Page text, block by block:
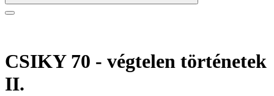
CSIKY 70 - végtelen történetek
II.